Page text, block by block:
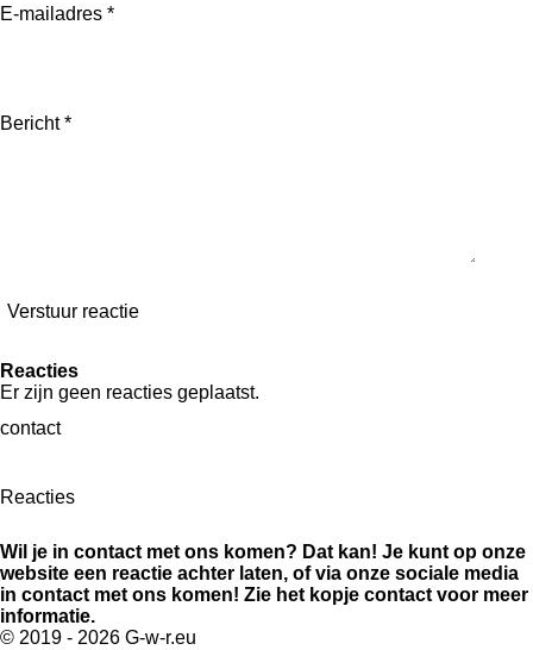
E-mailadres *
Bericht *
Verstuur reactie
Reacties
Er zijn geen reacties geplaatst.
contact
Reacties
Wil je in contact met ons komen? Dat kan! Je kunt op onze
website een reactie achter laten, of via onze sociale media
in contact met ons komen! Zie het kopje contact voor meer
informatie.
© 2019 - 2026 G-w-r.eu